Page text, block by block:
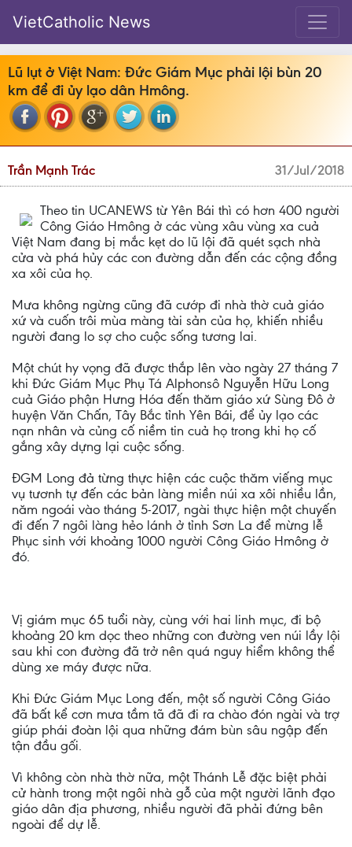
VietCatholic News
Lũ lụt ở Việt Nam: Đức Giám Mục phải lội bùn 20
km để đi ủy lạo dân Hmông.
Trần Mạnh Trác 31/Jul/2018
Theo tin UCANEWS từ Yên Bái thì có hơn 400 người
Công Giáo Hmông ở các vùng xâu vùng xa cuả
Việt Nam đang bị mắc kẹt do lũ lội đã quét sạch nhà
cửa và phá hủy các con đường dẫn đến các cộng đồng
xa xôi của họ.
Mưa không ngừng cũng đã cướp đi nhà thờ cuả giáo
xứ và cuốn trôi mùa màng tài sản của họ, khiến nhiều
người đang lo sợ cho cuộc sống tương lai.
Một chút hy vọng đã được thắp lên vào ngày 27 tháng 7
khi Đức Giám Mục Phụ Tá Alphonsô Nguyễn Hữu Long
cuả Giáo phận Hưng Hóa đến thăm giáo xứ Sùng Đô ở
huyện Văn Chấn, Tây Bắc tỉnh Yên Bái, để ủy lạo các
nạn nhân và củng cố niềm tin cuả họ trong khi họ cố
gắng xây dựng lại cuộc sống.
ĐGM Long đả từng thực hiện các cuộc thăm viếng mục
vụ tươnh tự đến các bản làng miền núi xa xôi nhiều lần,
năm ngoái vào tháng 5-2017, ngài thực hiện một chuyến
đi đến 7 ngôi làng hẻo lánh ở tỉnh Sơn La để mừng lễ
Phục sinh với khoảng 1000 người Công Giáo Hmông ở
đó.
Vị giám mục 65 tuổi này, cùng với hai linh mục, đi bộ
khoảng 20 km dọc theo những con đường ven núi lầy lội
sau khi con đường đã trở nên quá nguy hiểm không thể
dùng xe máy được nữa.
Khi Đức Giám Mục Long đến, một số người Công Giáo
đã bất kể cơn mưa tầm tã đã đi ra chào đón ngài và trợ
giúp phái đoàn lội qua những đám bùn sâu ngập đến
tận đầu gối.
Vì không còn nhà thờ nữa, một Thánh Lễ đặc biệt phải
cử hành trong một ngôi nhà gỗ của một người lãnh đạo
giáo dân địa phương, nhiều người đã phải đứng bên
ngoài để dự lễ.